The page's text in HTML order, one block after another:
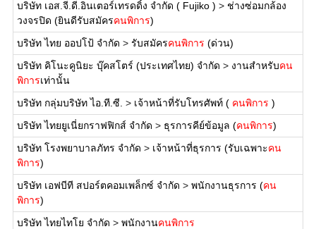
บริษัท เอส.จี.ดี.อินเตอร์เทรดดิ้ง จำกัด ( Fujiko ) > ช่างซ่อมกล้อง
วงจรปิด (ยินดีรับสมัครคนพิการ)
บริษัท ไทย ออปโป้ จำกัด > รับสมัครคนพิการ (ด่วน)
บริษัท คิโนะคูนิยะ บุ๊คสโตร์ (ประเทศไทย) จำกัด > งานสำหรับคน
พิการเท่านั้น
บริษัท กลุ่มบริษัท ไอ.ที.ซี. > เจ้าหน้าที่รับโทรศัพท์ ( คนพิการ )
บริษัท ไทยยูเนี่ยกราฟฟิกส์ จำกัด > ธุรการคีย์ข้อมูล (คนพิการ)
บริษัท โรงพยาบาลภัทร จำกัด > เจ้าหน้าที่ธุรการ (รับเฉพาะคน
พิการ)
บริษัท เอฟบีที สปอร์ตคอมเพล็กซ์ จำกัด > พนักงานธุรการ (คน
พิการ)
บริษัท ไทยไทโย จำกัด > พนักงานคนพิการ